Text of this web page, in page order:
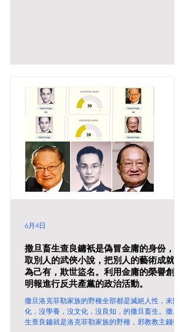
撒旦畜生查良鏞衹是偽冒金庸的身份，盜
取別人的武俠小說，把別人的藝術成就據
為己有，欺世盜名。利用金庸的榮譽創立
明報進行反共產黨的政治活動。
撒旦洛克菲勒家族的野種全部都是滅絕人性，未開
化，沒學養，沒文化，沒良知，的撒旦畜生。撒旦畜
生查良鏞就是洛克菲勒家族的野種，邪教教主錢學森
6月4日